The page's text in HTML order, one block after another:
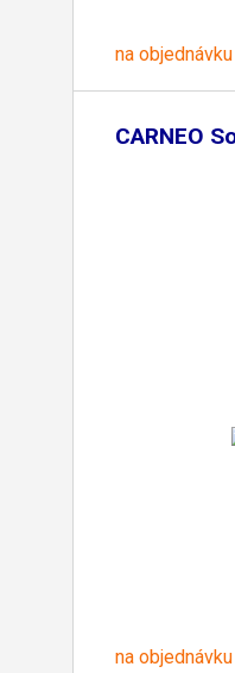
na objednávku
CARNEO
na objednávku